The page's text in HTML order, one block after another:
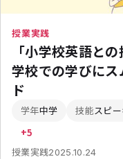
授業実践
「小学校英語と
学校での学びに
ド
学年中学 技能スピ
+5
授業実践2025.10.24